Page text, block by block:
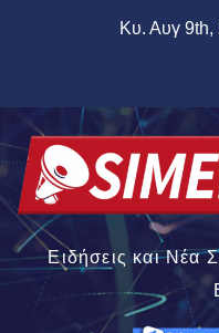
Κυ. Αυγ 9th,
Ειδήσεις και Νέα